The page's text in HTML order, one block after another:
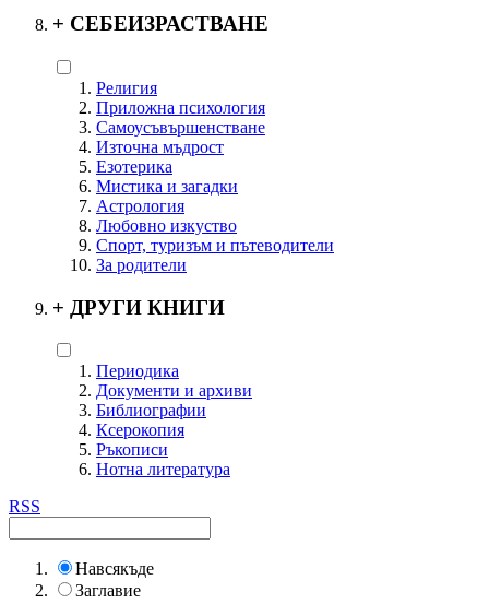
+ СЕБЕИЗРАСТВАНЕ
Религия
Приложна психология
Самоусъвършенстване
Източна мъдрост
Езотерика
Мистика и загадки
Астрология
Любовно изкуство
Спорт, туризъм и пътеводители
За родители
+ ДРУГИ КНИГИ
Периодика
Документи и архиви
Библиографии
Ксерокопия
Ръкописи
Нотна литература
RSS
Навсякъде
Заглавие